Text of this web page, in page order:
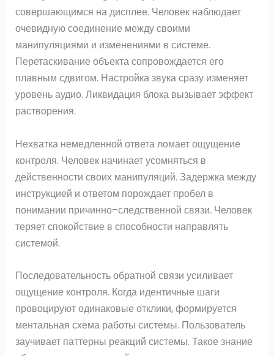
совершающимся на дисплее. Человек наблюдает
очевидную соединение между своими
манипуляциями и изменениями в системе.
Перетаскивание объекта сопровождается его
плавным сдвигом. Настройка звука сразу изменяет
уровень аудио. Ликвидация блока вызывает эффект
растворения.
Нехватка немедленной ответа ломает ощущение
контроля. Человек начинает усомняться в
действенности своих манипуляций. Задержка между
инструкцией и ответом порождает пробел в
понимании причинно-следственной связи. Человек
теряет спокойствие в способности направлять
системой.
Последовательность обратной связи усиливает
ощущение контроля. Когда идентичные шаги
провоцируют одинаковые отклики, формируется
ментальная схема работы системы. Пользователь
заучивает паттерны реакций системы. Такое знание